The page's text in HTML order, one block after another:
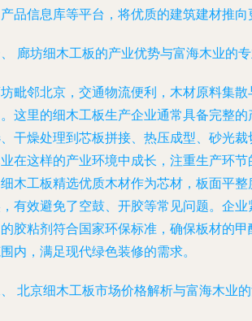
品信息库等平台，将优质的建筑建材推向
廊坊细木工板的产业优势与富海木业的
毗邻北京，交通物流便利，木材原料集
这里的细木工板生产企业通常具备完整
干燥处理到芯板拼接、热压成型、砂光
在这样的产业环境中成长，注重生产环
木工板精选优质木材作为芯材，板面平
有效避免了空鼓、开胶等常见问题。企
胶粘剂符合国家环保标准，确保板材的
内，满足现代绿色装修的需求。
北京细木工板市场价格解析与富海木业